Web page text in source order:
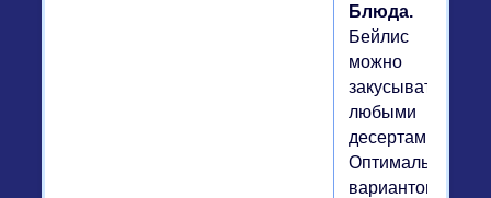
Блюда.
Бейлис
можно
закусывать
любыми
десертами.
Оптимальным
вариантом